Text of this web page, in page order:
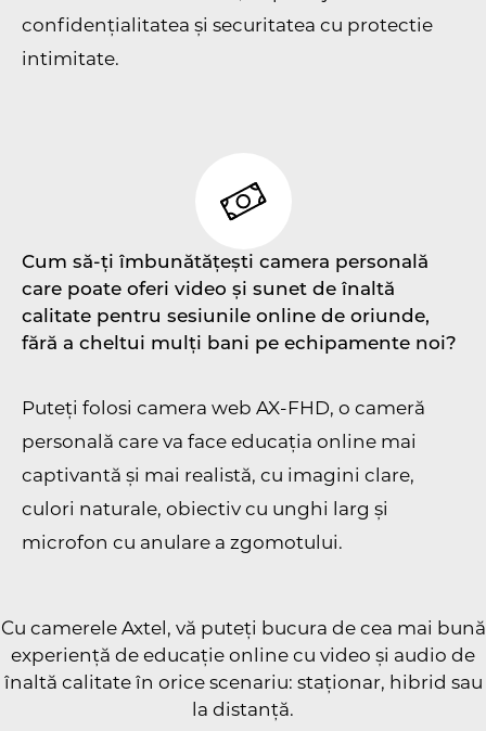
confidențialitatea și securitatea cu protectie
intimitate.
Cum să-ți îmbunătățești camera personală
care poate oferi video și sunet de înaltă
calitate pentru sesiunile online de oriunde,
fără a cheltui mulți bani pe echipamente noi?
Puteți folosi camera web AX-FHD, o cameră
personală care va face educația online mai
captivantă și mai realistă, cu imagini clare,
culori naturale, obiectiv cu unghi larg și
microfon cu anulare a zgomotului.
Cu camerele Axtel, vă puteți bucura de cea mai bună
experiență de educație online cu video și audio de
înaltă calitate în orice scenariu: staționar, hibrid sau
la distanță.